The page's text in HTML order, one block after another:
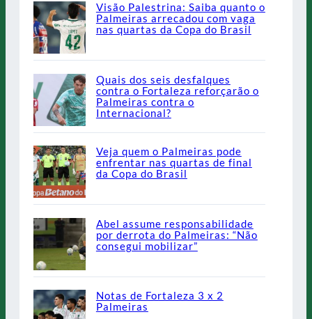
Visão Palestrina: Saiba quanto o
Palmeiras arrecadou com vaga
nas quartas da Copa do Brasil
Quais dos seis desfalques
contra o Fortaleza reforçarão o
Palmeiras contra o
Internacional?
Veja quem o Palmeiras pode
enfrentar nas quartas de final
da Copa do Brasil
Abel assume responsabilidade
por derrota do Palmeiras: “Não
consegui mobilizar”
Notas de Fortaleza 3 x 2
Palmeiras